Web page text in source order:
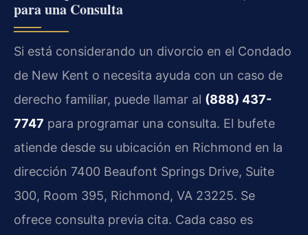
para una Consulta
Si está considerando un divorcio en el Condado
de New Kent o necesita ayuda con un caso de
derecho familiar, puede llamar al (888) 437-
7747 para programar una consulta. El bufete
atiende desde su ubicación en Richmond en la
dirección 7400 Beaufont Springs Drive, Suite
300, Room 395, Richmond, VA 23225. Se
ofrece consulta previa cita. Cada caso es